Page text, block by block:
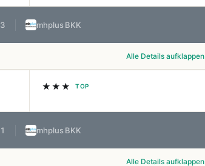
3 mhplus BKK
Alle Details aufklappen
★★★ TOP
1 mhplus BKK
Alle Details aufklappen